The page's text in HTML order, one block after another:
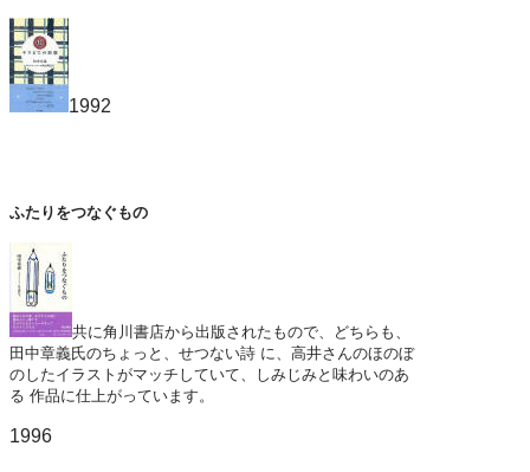
1992
ふたりをつなぐもの
共に角川書店から出版されたもので、どちらも、
田中章義氏のちょっと、せつない詩 に、高井さんのほのぼ
のしたイラストがマッチしていて、しみじみと味わいのあ
る 作品に仕上がっています。
1996